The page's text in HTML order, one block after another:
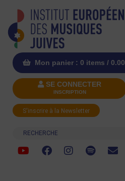
Mon panier : 0 items / 0.00
SE CONNECTER
INSCRIPTION
S'inscrire à la Newsletter
Recherche